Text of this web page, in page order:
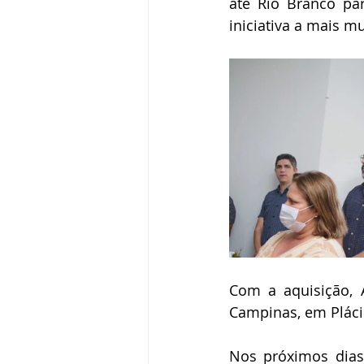
iniciativa a mais
Com a aquisição,
Campinas, em
Nos próximos